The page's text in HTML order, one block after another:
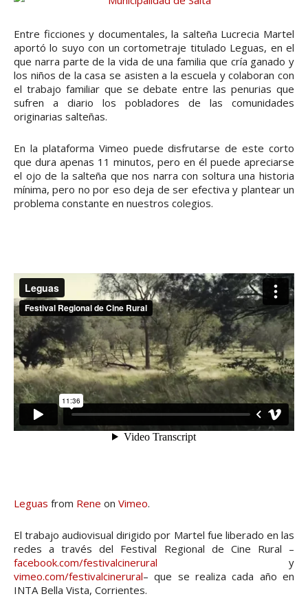
Entre ficciones y documentales, la salteña Lucrecia Martel
aportó lo suyo con un cortometraje titulado Leguas, en el
que narra parte de la vida de una familia que cría ganado y
los niños de la casa se asisten a la escuela y colaboran con
el trabajo familiar que se debate entre las penurias que
sufren a diario los pobladores de las comunidades
originarias salteñas.
En la plataforma Vimeo puede disfrutarse de este corto
que dura apenas 11 minutos, pero en él puede apreciarse
el ojo de la salteña que nos narra con soltura una historia
mínima, pero no por eso deja de ser efectiva y plantear un
problema constante en nuestros colegios.
Leguas from Rene on Vimeo.
El trabajo audiovisual dirigido por Martel fue liberado en las
redes a través del Festival Regional de Cine Rural –
facebook.com/festivalcinerural y
vimeo.com/festivalcinerural– que se realiza cada año en
INTA Bella Vista, Corrientes.